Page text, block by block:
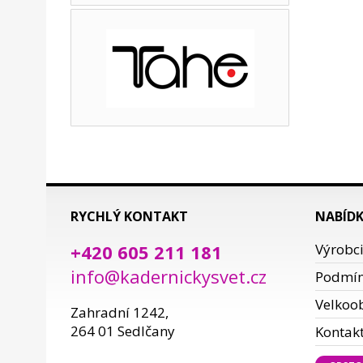
RYCHLÝ KONTAKT
+420 605 211 181
info@kadernickysvet.cz
Zahradní 1242,
264 01 Sedlčany
Výrobci